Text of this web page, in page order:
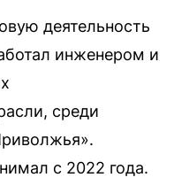
деятельность
инженером и
среди
с 2022 года.